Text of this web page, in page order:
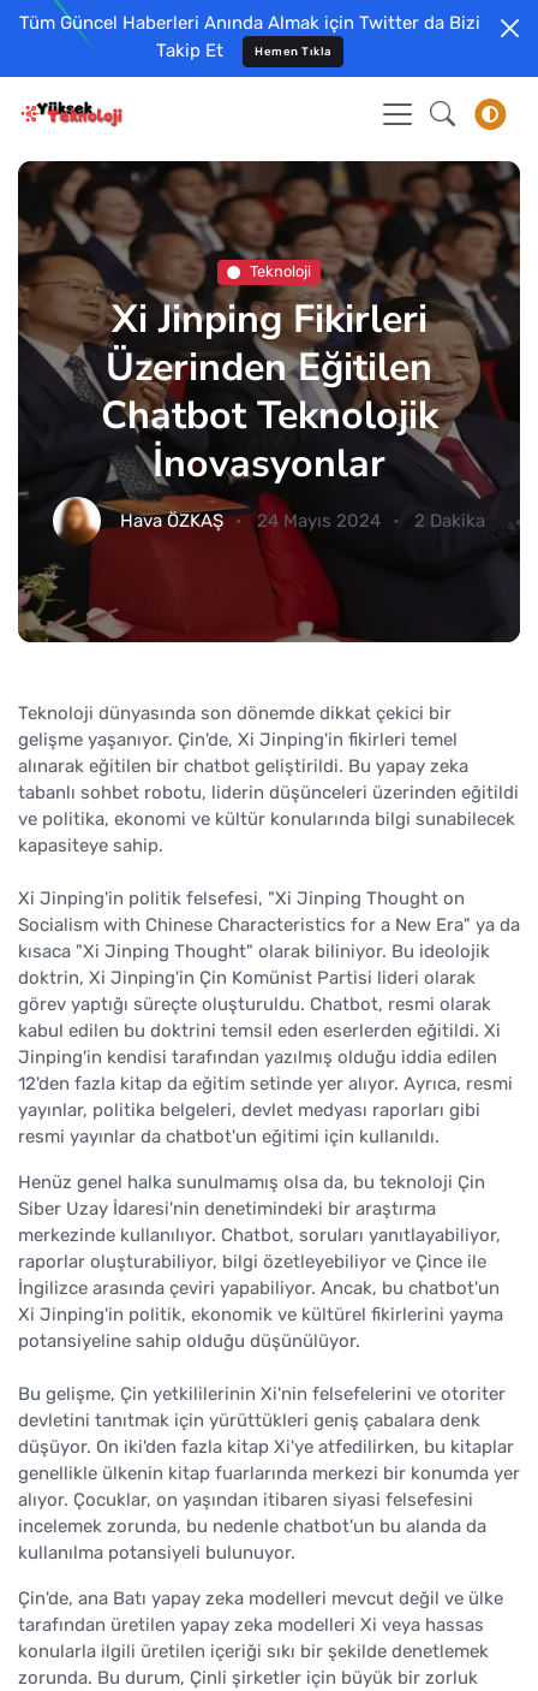
Tüm Güncel Haberleri Anında Almak için Twitter da Bizi
Takip Et
Hemen Tıkla
Teknoloji
Xi Jinping Fikirleri
Üzerinden Eğitilen
Chatbot Teknolojik
İnovasyonlar
Hava ÖZKAŞ 24 Mayıs 2024 2 Dakika
Teknoloji dünyasında son dönemde dikkat çekici bir
gelişme yaşanıyor. Çin'de, Xi Jinping'in fikirleri temel
alınarak eğitilen bir chatbot geliştirildi. Bu yapay zeka
tabanlı sohbet robotu, liderin düşünceleri üzerinden eğitildi
ve politika, ekonomi ve kültür konularında bilgi sunabilecek
kapasiteye sahip.
Xi Jinping'in politik felsefesi, "Xi Jinping Thought on
Socialism with Chinese Characteristics for a New Era" ya da
kısaca "Xi Jinping Thought" olarak biliniyor. Bu ideolojik
doktrin, Xi Jinping'in Çin Komünist Partisi lideri olarak
görev yaptığı süreçte oluşturuldu. Chatbot, resmi olarak
kabul edilen bu doktrini temsil eden eserlerden eğitildi. Xi
Jinping'in kendisi tarafından yazılmış olduğu iddia edilen
12'den fazla kitap da eğitim setinde yer alıyor. Ayrıca, resmi
yayınlar, politika belgeleri, devlet medyası raporları gibi
resmi yayınlar da chatbot'un eğitimi için kullanıldı.
Henüz genel halka sunulmamış olsa da, bu teknoloji Çin
Siber Uzay İdaresi'nin denetimindeki bir araştırma
merkezinde kullanılıyor. Chatbot, soruları yanıtlayabiliyor,
raporlar oluşturabiliyor, bilgi özetleyebiliyor ve Çince ile
İngilizce arasında çeviri yapabiliyor. Ancak, bu chatbot'un
Xi Jinping'in politik, ekonomik ve kültürel fikirlerini yayma
potansiyeline sahip olduğu düşünülüyor.
Bu gelişme, Çin yetkililerinin Xi'nin felsefelerini ve otoriter
devletini tanıtmak için yürüttükleri geniş çabalara denk
düşüyor. On iki'den fazla kitap Xi'ye atfedilirken, bu kitaplar
genellikle ülkenin kitap fuarlarında merkezi bir konumda yer
alıyor. Çocuklar, on yaşından itibaren siyasi felsefesini
incelemek zorunda, bu nedenle chatbot'un bu alanda da
kullanılma potansiyeli bulunuyor.
Çin'de, ana Batı yapay zeka modelleri mevcut değil ve ülke
tarafından üretilen yapay zeka modelleri Xi veya hassas
konularla ilgili üretilen içeriği sıkı bir şekilde denetlemek
zorunda. Bu durum, Çinli şirketler için büyük bir zorluk